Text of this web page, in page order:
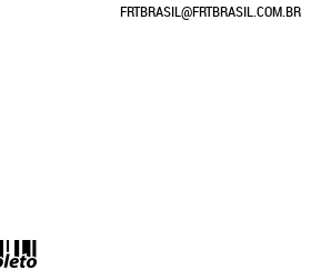
FRTBRASIL@FRTBRASIL.COM.BR